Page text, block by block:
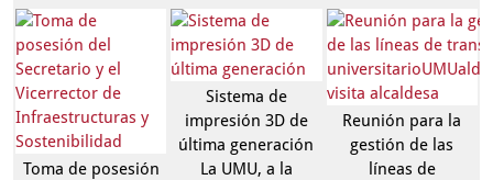
Toma de posesión
Sistema de
impresión 3D de
última generación
La UMU, a la
Reunión para la
gestión de las
líneas de